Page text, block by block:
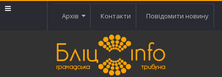
Архів Контакти Повідомити новину